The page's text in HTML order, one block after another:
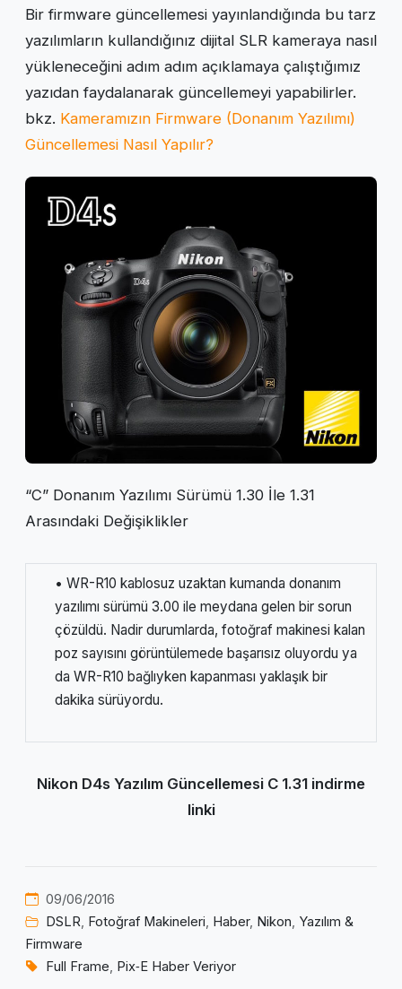
Bir firmware güncellemesi yayınlandığında bu tarz
yazılımların kullandığınız dijital SLR kameraya nasıl
yükleneceğini adım adım açıklamaya çalıştığımız
yazıdan faydalanarak güncellemeyi yapabilirler.
bkz. Kameramızın Firmware (Donanım Yazılımı)
Güncellemesi Nasıl Yapılır?
“C” Donanım Yazılımı Sürümü 1.30 İle 1.31
Arasındaki Değişiklikler
• WR-R10 kablosuz uzaktan kumanda donanım
yazılımı sürümü 3.00 ile meydana gelen bir sorun
çözüldü. Nadir durumlarda, fotoğraf makinesi kalan
poz sayısını görüntülemede başarısız oluyordu ya
da WR-R10 bağlıyken kapanması yaklaşık bir
dakika sürüyordu.
Nikon D4s Yazılım Güncellemesi C 1.31 indirme
linki
09/06/2016
DSLR, Fotoğraf Makineleri, Haber, Nikon, Yazılım &
Firmware
Full Frame, Pix‑E Haber Veriyor